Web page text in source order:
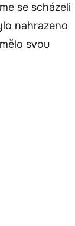
se scházeli
nahrazeno
svou